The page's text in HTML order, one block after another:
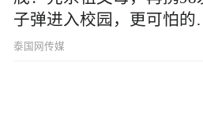
子弹进入校园，更可怕的
节公布了
泰国网传媒